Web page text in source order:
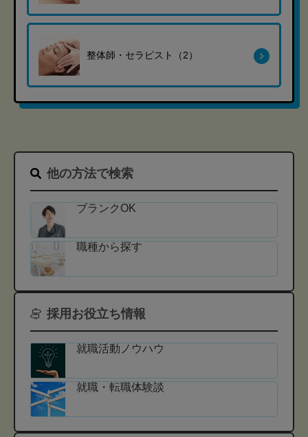
整体師・セラピスト（2）
他の方法で検索
ブランクOK
職種から探す
採用お役立ち情報
就職活動ノウハウ
就職・転職体験談